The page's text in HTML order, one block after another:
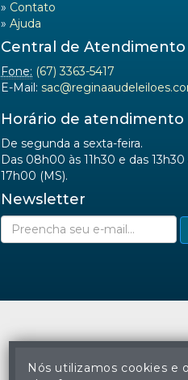
» Contato
» Ajuda
Central de Atendimento
Fone: (67) 3363-5417
E-Mail:
Horário de atendimento
De segunda a sexta-feira.
Das 08h00 às 11h30 e das 13h30
17h00 (MS).
Newsletter
Nós utilizamos cookies e